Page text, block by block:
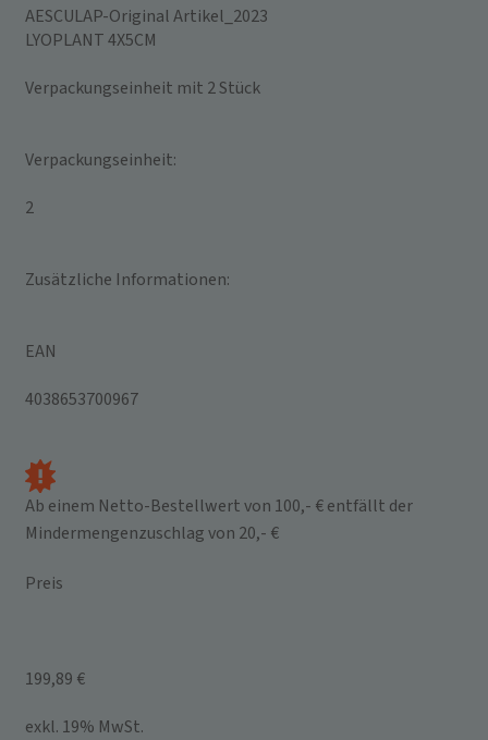
AESCULAP-Original Artikel_2023
LYOPLANT 4X5CM
Verpackungseinheit mit 2 Stück
Verpackungseinheit:
2
Zusätzliche Informationen:
EAN
4038653700967
Ab einem Netto-Bestellwert von 100,- € entfällt der
Mindermengenzuschlag von 20,- €
Preis
199,89 €
exkl. 19% MwSt.